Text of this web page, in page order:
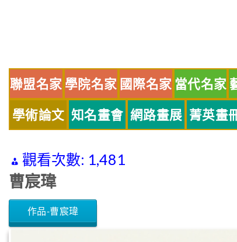
聯盟名家 學院名家 國際名家 當代名家
學術論文 知名畫會 網路畫展 菁英畫
觀看次數: 1,481
曹宸瑋
作品-曹宸瑋